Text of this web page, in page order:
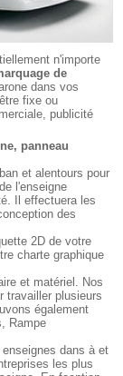
n'importe
de
dans vos
fixe ou
publicité
panneau
et alentours pour
l'enseigne
Il effectuera les
des
2D de votre
charte graphique
et matériel. Nos
travailler plusieurs
également
Rampe
dans à et
les plus